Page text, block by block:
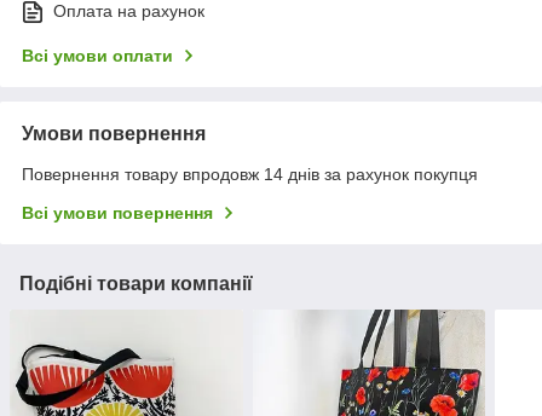
Оплата на рахунок
Всі умови оплати
Умови повернення
Повернення товару впродовж 14 днів за рахунок покупця
Всі умови повернення
Подібні товари компанії